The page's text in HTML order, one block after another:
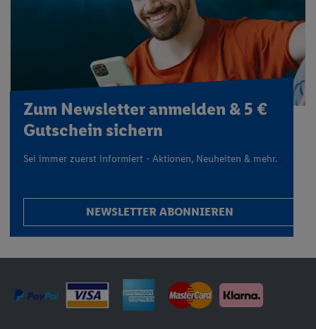
Zum Newsletter anmelden & 5 €
Gutschein sichern
Sei immer zuerst informiert - Aktionen, Neuheiten & mehr.
NEWSLETTER ABONNIEREN